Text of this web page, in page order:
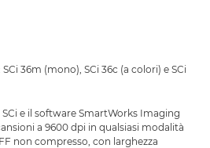
36m (mono), SCi 36c (a colori) e SCi
e il software SmartWorks Imaging
a 9600 dpi in qualsiasi modalità
non compresso, con larghezza